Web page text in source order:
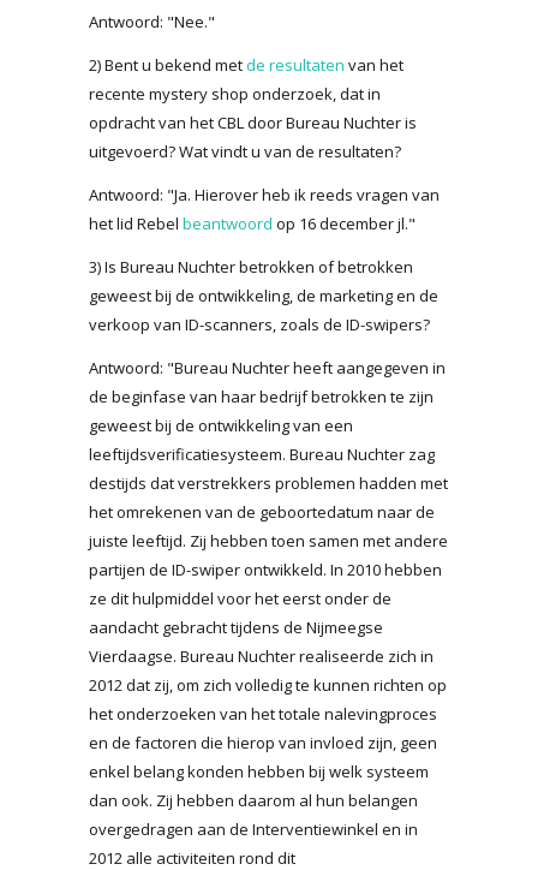
Antwoord: "Nee."
2) Bent u bekend metde resultaten van het
recente mystery shop onderzoek, dat in
opdracht van het CBL door Bureau Nuchter is
uitgevoerd? Wat vindt u van de resultaten?
Antwoord: "Ja. Hierover heb ik reeds vragen van
het lid Rebel beantwoord op 16 december jl."
3) Is Bureau Nuchter betrokken of betrokken
geweest bij de ontwikkeling, de marketing en de
verkoop van ID-scanners, zoals de ID-swipers?
Antwoord: "Bureau Nuchter heeft aangegeven in
de beginfase van haar bedrijf betrokken te zijn
geweest bij de ontwikkeling van een
leeftijdsverificatiesysteem. Bureau Nuchter zag
destijds dat verstrekkers problemen hadden met
het omrekenen van de geboortedatum naar de
juiste leeftijd. Zij hebben toen samen met andere
partijen de ID-swiper ontwikkeld. In 2010 hebben
ze dit hulpmiddel voor het eerst onder de
aandacht gebracht tijdens de Nijmeegse
Vierdaagse. Bureau Nuchter realiseerde zich in
2012 dat zij, om zich volledig te kunnen richten op
het onderzoeken van het totale nalevingproces
en de factoren die hierop van invloed zijn, geen
enkel belang konden hebben bij welk systeem
dan ook. Zij hebben daarom al hun belangen
overgedragen aan de Interventiewinkel en in
2012 alle activiteiten rond dit